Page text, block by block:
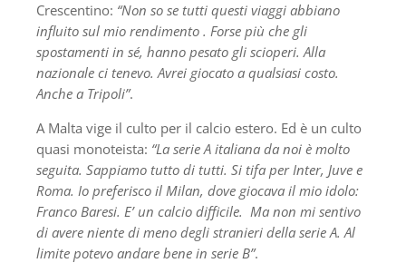
Crescentino: “Non so se tutti questi viaggi abbiano
influito sul mio rendimento . Forse più che gli
spostamenti in sé, hanno pesato gli scioperi. Alla
nazionale ci tenevo. Avrei giocato a qualsiasi costo.
Anche a Tripoli”.
A Malta vige il culto per il calcio estero. Ed è un culto
quasi monoteista: “La serie A italiana da noi è molto
seguita. Sappiamo tutto di tutti. Si tifa per Inter, Juve e
Roma. Io preferisco il Milan, dove giocava il mio idolo:
Franco Baresi. E’ un calcio difficile. Ma non mi sentivo
di avere niente di meno degli stranieri della serie A. Al
limite potevo andare bene in serie B”.